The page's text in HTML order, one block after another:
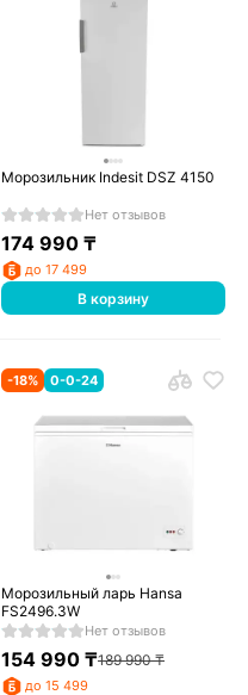
Морозильник Indesit DSZ 4150
Нет отзывов
174 990 ₸
до 17 499
В корзину
-18% 0-0-24
Морозильный ларь Hansa
FS2496.3W
Нет отзывов
154 990 ₸189 990₸
до 15 499